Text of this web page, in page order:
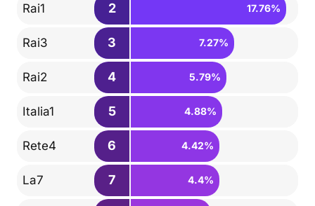
Rai1 2 17.76%
Rai3 3 7.27%
Rai2 4 5.79%
Italia1 5 4.88%
Rete4 6 4.42%
La7 7 4.4%